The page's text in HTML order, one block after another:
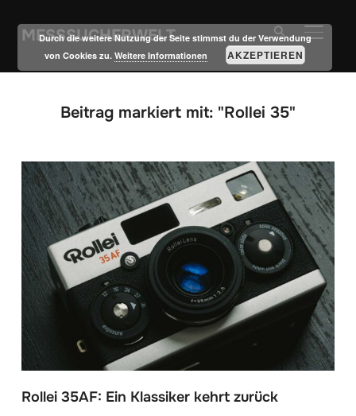
MESSSUCHERWELT
Beitrag markiert mit: "Rollei 35"
Rollei 35AF: Ein Klassiker kehrt zurück
Durch die weitere Nutzung der Seite stimmst du der Verwendung
von Cookies zu.Weitere Informationen AKZEPTIEREN